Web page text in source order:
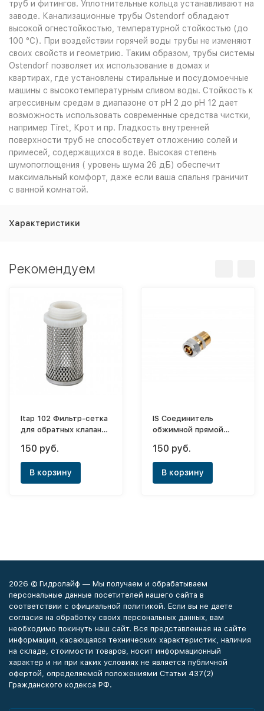
труб и фитингов. Уплотнительные кольца устанавливают на
заводе. Канализационные трубы Ostendorf обладают
высокой огнестойкостью, температурной стойкостью (до
100 °C). При воздействии горячей воды трубы не изменяют
своих свойств и геометрию. Таким образом, трубы системы
Ostendorf позволяет их использование в домах и
квартирах, где установлены стиральные и посудомоечные
машины с высокотемпературным сливом воды. Стойкость к
агрессивным средам в диапазоне от pH 2 до pH 12 дает
возможность использовать современные средства чистки,
например Tiret, Крот и пр. Гладкость внутренней
поверхности труб не способствует отложению солей и
примесей, содержащихся в воде. Высокая степень
шумопоглощения ( уровень шума 26 дБ) обеспечит
максимальный комфорт, даже если ваша спальня граничит
с ванной комнатой.
Характеристики
Рекомендуем
Itap 102 Фильтр-сетка
для обратных клапанов
"Roma" 1"1/4
150 руб.
В корзину
IS Соединитель
обжимной прямой
150 руб.
В корзину
2026 © Гидролайф — Мы получаем и обрабатываем
персональные данные посетителей нашего сайта в
соответствии с официальной политикой. Если вы не даете
согласия на обработку своих персональных данных, вам
необходимо покинуть наш сайт. Вся представленная на сайте
информация, касающаяся технических характеристик, наличия
на складе, стоимости товаров, носит информационный
характер и ни при каких условиях не является публичной
офертой, определяемой положениями Статьи 437(2)
Гражданского кодекса РФ.